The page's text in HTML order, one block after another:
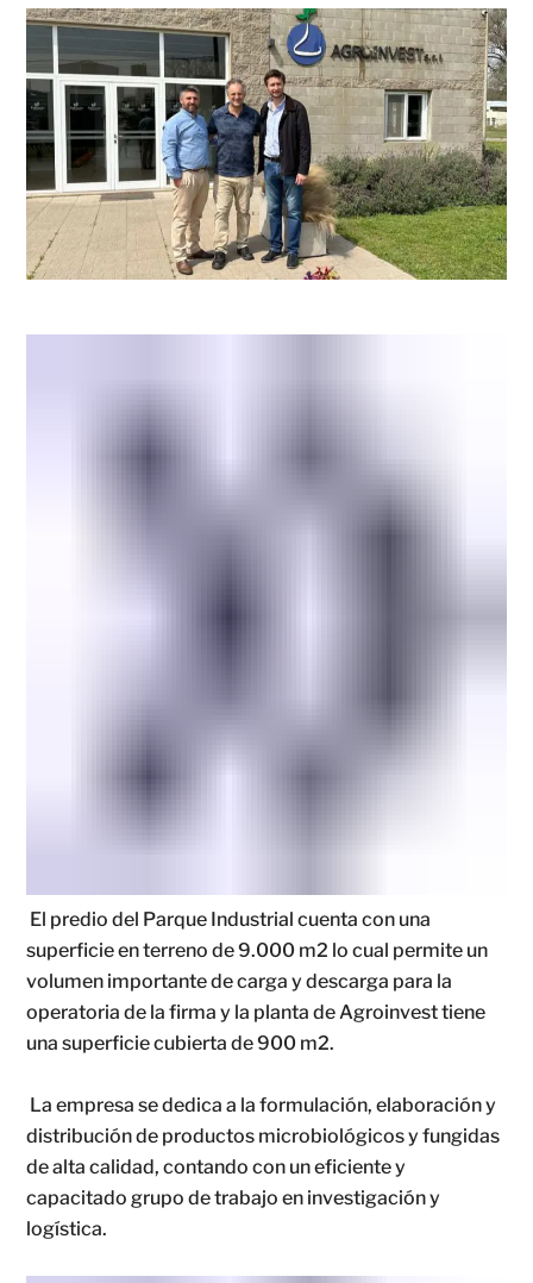
El predio del Parque Industrial cuenta con una
superficie en terreno de 9.000 m2 lo cual permite un
volumen importante de carga y descarga para la
operatoria de la firma y la planta de Agroinvest tiene
una superficie cubierta de 900 m2.
La empresa se dedica a la formulación, elaboración y
distribución de productos microbiológicos y fungidas
de alta calidad, contando con un eficiente y
capacitado grupo de trabajo en investigación y
logística.